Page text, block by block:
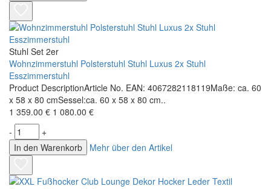
Stuhl Set 2er
Wohnzimmerstuhl Polsterstuhl Stuhl Luxus 2x Stuhl
Esszimmerstuhl
Product DescriptionArticle No. EAN: 4067282118119Maße: ca. 60
x 58 x 80 cmSessel:ca. 60 x 58 x 80 cm..
1 359.00 € 1 080.00 €
-
+
In den Warenkorb
Mehr über den Artikel